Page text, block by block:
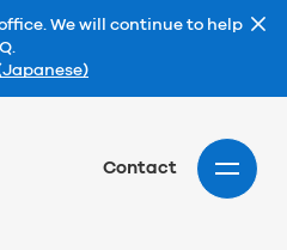
We will continue to help
Contact